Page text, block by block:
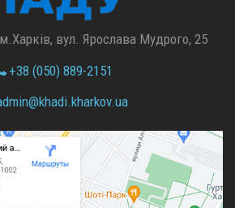
вул. Ярослава Мудрого, 25
+38 (050) 889-2151
khadi.kharkov.ua